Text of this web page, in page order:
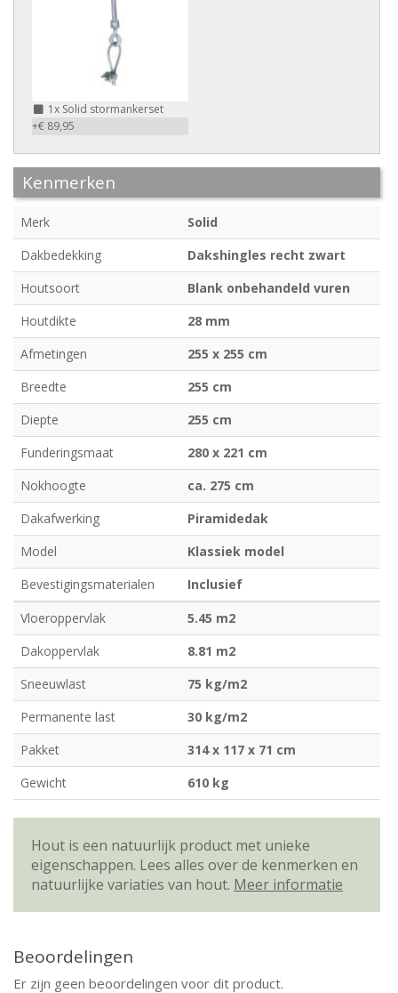
1x Solid stormankerset
+€ 89,95
Kenmerken
Merk
Solid
Dakbedekking
Dakshingles recht zwart
Houtsoort
Blank onbehandeld vuren
Houtdikte
28 mm
Afmetingen
255 x 255 cm
Breedte
255 cm
Diepte
255 cm
Funderingsmaat
280 x 221 cm
Nokhoogte
ca. 275 cm
Dakafwerking
Piramidedak
Model
Klassiek model
Bevestigingsmaterialen
Inclusief
Vloeroppervlak
5.45 m2
Dakoppervlak
8.81 m2
Sneeuwlast
75 kg/m2
Permanente last
30 kg/m2
Pakket
314 x 117 x 71 cm
Gewicht
610 kg
Hout is een natuurlijk product met unieke
eigenschappen. Lees alles over de kenmerken en
natuurlijke variaties van hout. Meer informatie
Beoordelingen
Er zijn geen beoordelingen voor dit product.